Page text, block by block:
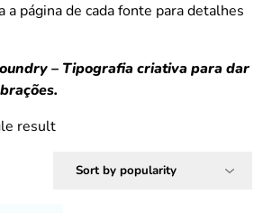
a página de cada fonte para detalhes
– Tipografia criativa para dar
result